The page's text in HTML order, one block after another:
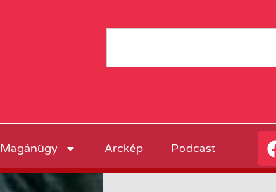
Magánügy Arckép Podcast